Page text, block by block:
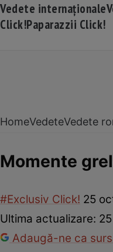
Vedete internaționale
Click!Paparazzii Click!
HomeVedeteVedete
Momente
#Exclusiv Click! 25
Ultima actualizare:
Adaugă-ne ca